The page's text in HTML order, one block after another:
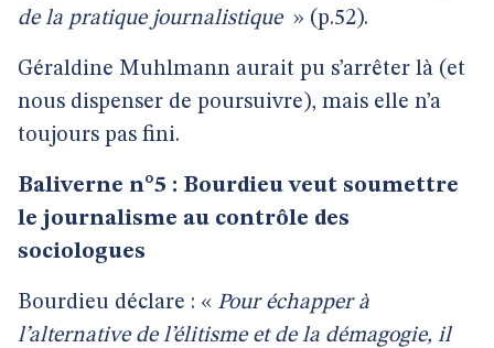
de la pratique journalistique » (p.52).
Géraldine Muhlmann aurait pu s’arrêter là (et
nous dispenser de poursuivre), mais elle n’a
toujours pas fini.
Baliverne n°5 : Bourdieu veut soumettre
le journalisme au contrôle des
sociologues
Bourdieu déclare : « Pour échapper à
l’alternative de l’élitisme et de la démagogie, il